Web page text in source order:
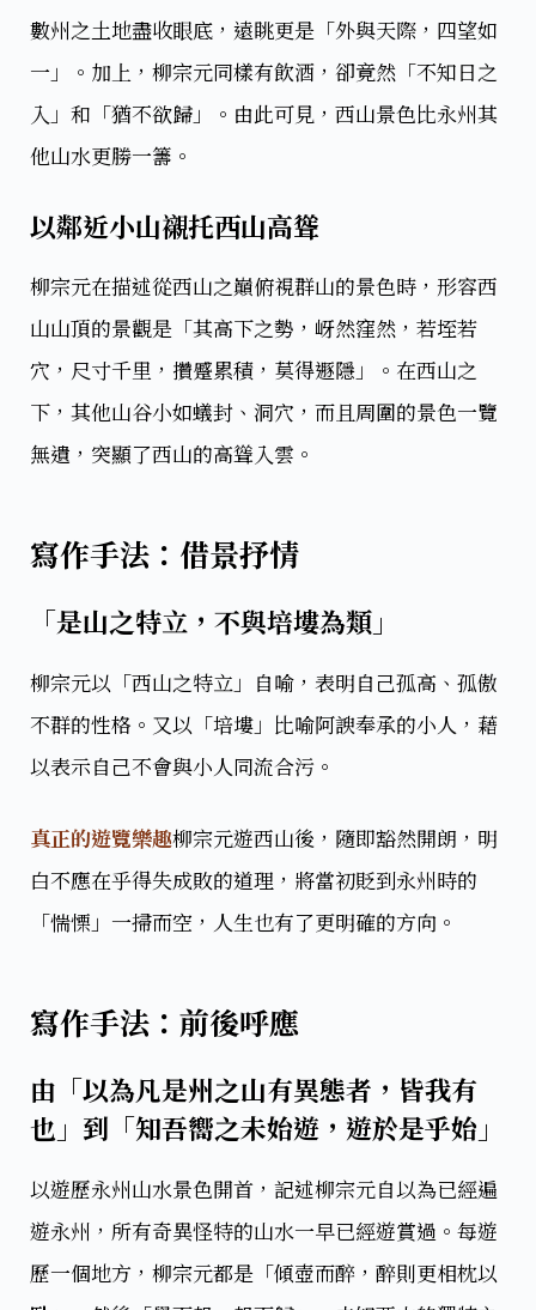
數州之土地盡收眼底，遠眺更是「外與天際，四望如
一」。加上，柳宗元同樣有飲酒，卻竟然「不知日之
入」和「猶不欲歸」。由此可見，西山景色比永州其
他山水更勝一籌。
以鄰近小山襯托西山高聳
柳宗元在描述從西山之巔俯視群山的景色時，形容西
山山頂的景觀是「其高下之勢，岈然窪然，若垤若
穴，尺寸千里，攢蹙累積，莫得遯隱」。在西山之
下，其他山谷小如蟻封、洞穴，而且周圍的景色一覽
無遺，突顯了西山的高聳入雲。
寫作手法：借景抒情
「是山之特立，不與培塿為類」
柳宗元以「西山之特立」自喻，表明自己孤高、孤傲
不群的性格。又以「培塿」比喻阿諛奉承的小人，藉
以表示自己不會與小人同流合污。
真正的遊覽樂趣柳宗元遊西山後，隨即豁然開朗，明
白不應在乎得失成敗的道理，將當初貶到永州時的
「惴慄」一掃而空，人生也有了更明確的方向。
寫作手法：前後呼應
由「以為凡是州之山有異態者，皆我有
也」到「知吾嚮之未始遊，遊於是乎始」
以遊歷永州山水景色開首，記述柳宗元自以為已經遍
遊永州，所有奇異怪特的山水一早已經遊賞過。每遊
歷一個地方，柳宗元都是「傾壺而醉，醉則更相枕以